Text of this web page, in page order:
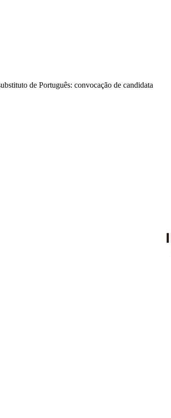
de Português: convocação de candidata